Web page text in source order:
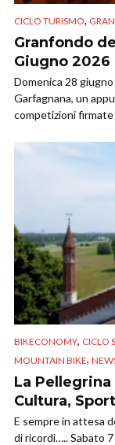
CICLO TURISMO,
Granfondo
Giugno 2026
Domenica 28
Garfagnana, un
competizioni firmate
BIKECONOMY, CICLO
MOUNTAIN BIKE,
La
Cultura,
E sempre in attesa
di ricordi….. Sabato